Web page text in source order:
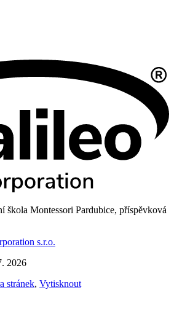
škola Montessori Pardubice, příspěvková
s.r.o.
2026
stránek, Vytisknout